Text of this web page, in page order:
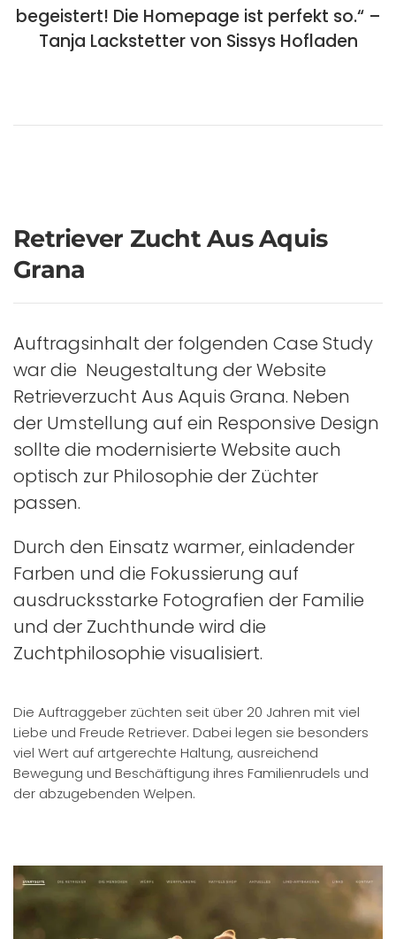
begeistert! Die Homepage ist perfekt so.“ –
Tanja Lackstetter von Sissys Hofladen
Retriever Zucht Aus Aquis
Grana
Auftragsinhalt der folgenden Case Study
war die Neugestaltung der Website
Retrieverzucht Aus Aquis Grana. Neben
der Umstellung auf ein Responsive Design
sollte die modernisierte Website auch
optisch zur Philosophie der Züchter
passen.
Durch den Einsatz warmer, einladender
Farben und die Fokussierung auf
ausdrucksstarke Fotografien der Familie
und der Zuchthunde wird die
Zuchtphilosophie visualisiert.
Die Auftraggeber züchten seit über 20 Jahren mit viel
Liebe und Freude Retriever. Dabei legen sie besonders
viel Wert auf artgerechte Haltung, ausreichend
Bewegung und Beschäftigung ihres Familienrudels und
der abzugebenden Welpen.